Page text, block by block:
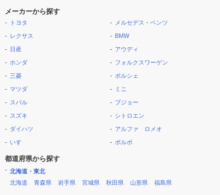
メーカーから探す
トヨタ
レクサス
日産
ホンダ
三菱
マツダ
スバル
スズキ
ダイハツ
いすゞ
メルセデス・ベンツ
BMW
アウディ
フォルクスワーゲン
ポルシェ
ミニ
プジョー
シトロエン
アルファ ロメオ
ボルボ
都道府県から探す
北海道・東北
北海道
青森県 岩手県 宮城県 秋田県 山形県 福島県